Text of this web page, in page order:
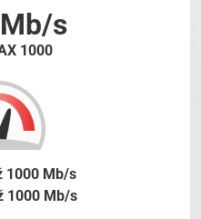
s
1000
1000 Mb/s
1000 Mb/s